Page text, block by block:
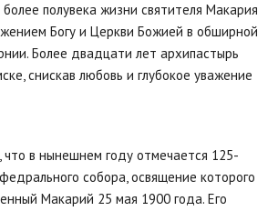
полувека жизни святителя Макария
Богу и Церкви Божией в обширной
Более двадцати лет архипастырь
снискав любовь и глубокое уважение
в нынешнем году отмечается 125-
собора, освящение которого
Макарий 25 мая 1900 года. Его